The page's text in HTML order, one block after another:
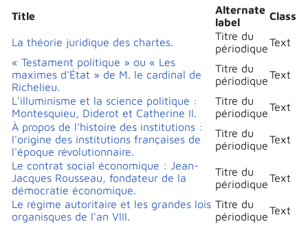
Title
Alternate
label
Class
La théorie juridique des chartes.
Titre du
périodiqueText
« Testament politique » ou « Les
maximes d'État » de M. le cardinal de
Richelieu.
Titre du
périodiqueText
L'illuminisme et la science politique :
Montesquieu, Diderot et Catherine II.
Titre du
périodiqueText
À propos de l'histoire des institutions :
l'origine des institutions françaises de
l'époque révolutionnaire.
Titre du
périodiqueText
Le contrat social économique : Jean-
Jacques Rousseau, fondateur de la
démocratie économique.
Titre du
périodiqueText
Le régime autoritaire et les grandes lois
organisques de l'an VIII.
Titre du
périodiqueText